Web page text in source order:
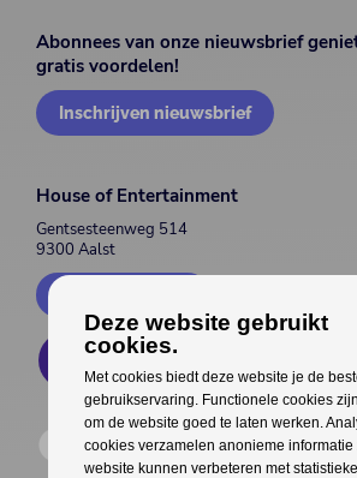
Abonnees van onze nieuwsbrief
gratis voordelen!
Inschrijven nieuwsbrief
House of Entertainment
Gentsesteenweg 514
9300 Aalst
Deze website gebruikt
cookies.
Met cookies biedt deze website je de
gebruikservaring. Functionele cookies
om de website goed te laten werken.
cookies verzamelen anonieme informatie
website kunnen verbeteren met